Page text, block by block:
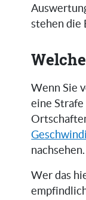
stehen die
Wenn Sie
eine
nachsehen.
Wer das